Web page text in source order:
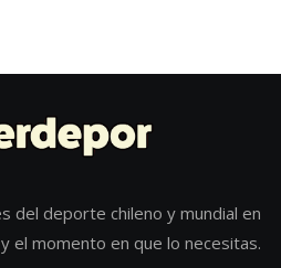
del deporte chileno y mundial en
el momento en que lo necesitas.